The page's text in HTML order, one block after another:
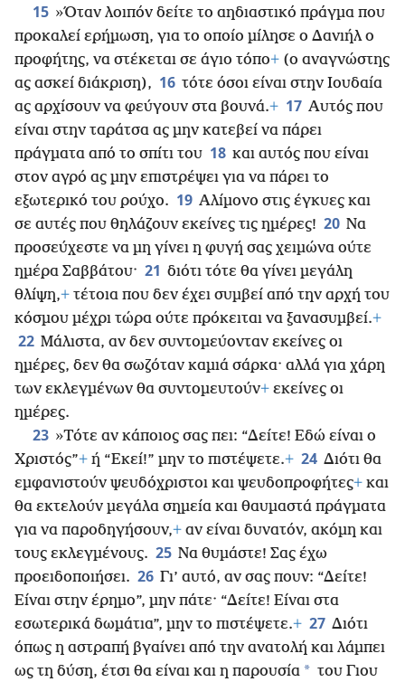
15 »Όταν λοιπόν δείτε το αηδιαστικό πράγμα που
προκαλεί ερήμωση, για το οποίο μίλησε ο Δανιήλ ο
προφήτης, να στέκεται σε άγιο τόπο+ (ο αναγνώστης
ας ασκεί διάκριση), 16 τότε όσοι είναι στην Ιουδαία
ας αρχίσουν να φεύγουν στα βουνά.+ 17 Αυτός που
είναι στην ταράτσα ας μην κατεβεί να πάρει
πράγματα από το σπίτι του 18 και αυτός που είναι
στον αγρό ας μην επιστρέψει για να πάρει το
εξωτερικό του ρούχο. 19 Αλίμονο στις έγκυες και
σε αυτές που θηλάζουν εκείνες τις ημέρες! 20 Να
προσεύχεστε να μη γίνει η φυγή σας χειμώνα ούτε
ημέρα Σαββάτου· 21 διότι τότε θα γίνει μεγάλη
θλίψη,+ τέτοια που δεν έχει συμβεί από την αρχή του
κόσμου μέχρι τώρα ούτε πρόκειται να ξανασυμβεί.+
22 Μάλιστα, αν δεν συντομεύονταν εκείνες οι
ημέρες, δεν θα σωζόταν καμιά σάρκα· αλλά για χάρη
των εκλεγμένων θα συντομευτούν+ εκείνες οι
ημέρες.
23 »Τότε αν κάποιος σας πει: “Δείτε! Εδώ είναι ο
Χριστός”+ ή “Εκεί!” μην το πιστέψετε.+ 24 Διότι θα
εμφανιστούν ψευδόχριστοι και ψευδοπροφήτες+ και
θα εκτελούν μεγάλα σημεία και θαυμαστά πράγματα
για να παροδηγήσουν,+ αν είναι δυνατόν, ακόμη και
τους εκλεγμένους. 25 Να θυμάστε! Σας έχω
προειδοποιήσει. 26 Γι’ αυτό, αν σας πουν: “Δείτε!
Είναι στην έρημο”, μην πάτε· “Δείτε! Είναι στα
εσωτερικά δωμάτια”, μην το πιστέψετε.+ 27 Διότι
όπως η αστραπή βγαίνει από την ανατολή και λάμπει
ως τη δύση, έτσι θα είναι και η παρουσία * του Γιου